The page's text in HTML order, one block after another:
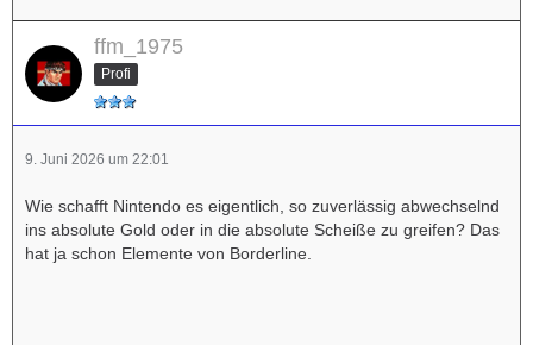
ffm_1975
Profi
9. Juni 2026 um 22:01
Wie schafft Nintendo es eigentlich, so zuverlässig abwechselnd
ins absolute Gold oder in die absolute Scheiße zu greifen? Das
hat ja schon Elemente von Borderline.